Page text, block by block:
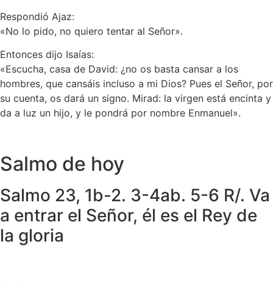
Respondió Ajaz:
«No lo pido, no quiero tentar al Señor».
Entonces dijo Isaías:
«Escucha, casa de David: ¿no os basta cansar a los
hombres, que cansáis incluso a mi Dios? Pues el Señor, por
su cuenta, os dará un signo. Mirad: la virgen está encinta y
da a luz un hijo, y le pondrá por nombre Enmanuel».
Salmo de hoy
Salmo 23, 1b-2. 3-4ab. 5-6 R/. Va
a entrar el Señor, él es el Rey de
la gloria